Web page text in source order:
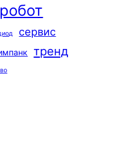
робот
сервис
тренд